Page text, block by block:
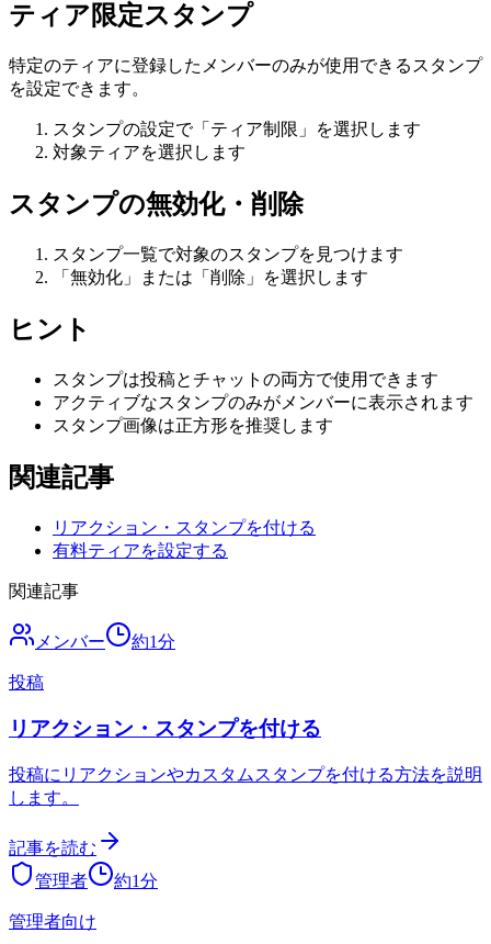
ティア限定スタンプ
特定のティアに登録したメンバーのみが使用できるスタンプ
を設定できます。
スタンプの設定で「ティア制限」を選択します
対象ティアを選択します
スタンプの無効化・削除
スタンプ一覧で対象のスタンプを見つけます
「無効化」または「削除」を選択します
ヒント
スタンプは投稿とチャットの両方で使用できます
アクティブなスタンプのみがメンバーに表示されます
スタンプ画像は正方形を推奨します
関連記事
リアクション・スタンプを付ける
有料ティアを設定する
関連記事
メンバー 約1分
投稿
リアクション・スタンプを付ける
投稿にリアクションやカスタムスタンプを付ける方法を説明
します。
記事を読む
管理者
約1分
管理者向け